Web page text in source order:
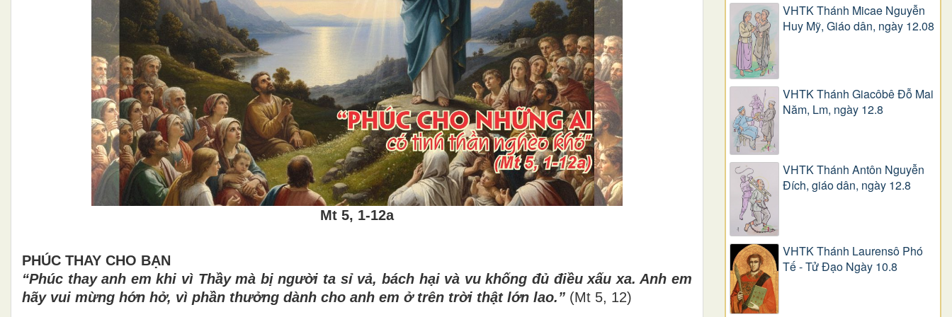
Mt 5, 1-12a
PHÚC THAY CHO BẠN
“Phúc thay anh em khi vì Thầy mà bị người ta sỉ vả, bách hại và vu khống đủ điều xấu xa. Anh em
hãy vui mừng hớn hở, vì phần thưởng dành cho anh em ở trên trời thật lớn lao.” (Mt 5, 12)
VHTK Thánh Micae Nguyễn
Huy Mỹ, Giáo dân, ngày 12.08
VHTK Thánh Giacôbê Ðỗ Mai
Năm, Lm, ngày 12.8
VHTK Thánh Antôn Nguyễn
Ðích, giáo dân, ngày 12.8
VHTK Thánh Laurensô Phó
Tế - Tử Đạo Ngày 10.8